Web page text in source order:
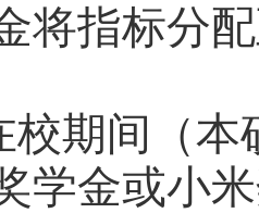
将指标分
校期间
（本
学金或小